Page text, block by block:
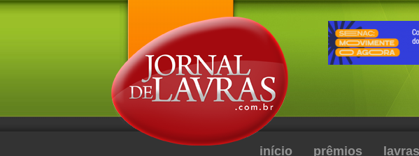
início prêmios